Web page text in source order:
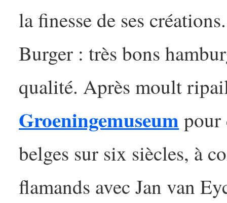
la finesse de ses
Burger : très bons
qualité. Après moult
Groeningemuseum pour
belges sur six siècles, à
flamands avec Jan van